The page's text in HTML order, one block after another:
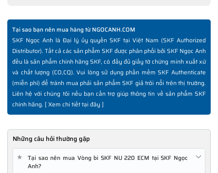
Tại sao bạn nên mua hàng từ NGOCANH.COM
SKF Ngọc Anh là Đại lý ủy quyền SKF tại Việt Nam (SKF Authorized
Distributor). Tất cả các sản phẩm SKF được phân phối bởi SKF Ngọc Anh
đều là sản phẩm chính hãng SKF, có đầy đủ giấy tờ chứng minh xuất xứ
và chất lượng (CO,CQ). Vui lòng sử dụng phần mềm SKF Authenticate
(miễn phí) để tránh mua phải sản phẩm SKF giả trôi nổi trên thị trường.
Liên hệ với chúng tôi nếu bạn cần trợ giúp thông tin về sản phẩm SKF
chính hãng. [Xem chi tiết tại đây]
Những câu hỏi thường gặp
★
Tại sao nên mua Vòng bi SKF NU 220 ECM tại SKF Ngọc
Anh?